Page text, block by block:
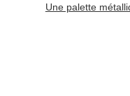
Une palette